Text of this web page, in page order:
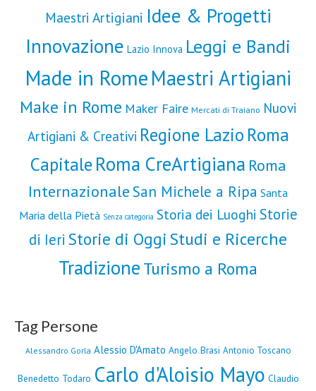
Maestri Artigiani Idee & Progetti
Innovazione Lazio Innova Leggi e Bandi
Made in RomeMaestri Artigiani
Make in Rome Maker Faire Mercati di Traiano Nuovi
Artigiani & Creativi Regione Lazio Roma
Capitale Roma CreArtigiana Roma
InternazionaleSan Michele a Ripa Santa
Maria della Pietà Senza categoria Storia dei Luoghi Storie
di Ieri Storie di Oggi Studi e Ricerche
TradizioneTurismo a Roma
Tag Persone
Alessandro Gorla Alessio D'Amato Angelo Brasi Antonio Toscano
Benedetto Todaro Carlo d'Aloisio Mayo Claudio